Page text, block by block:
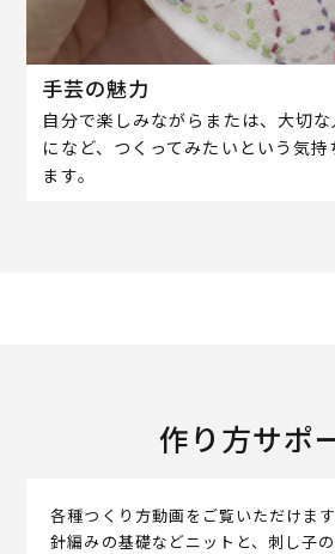
手芸の魅力
自分で楽しみながらまたは、大切
になど、つくってみたいという気
ます。
作り方サポ
各種つくり方動画をご覧いただけま
針編みの基礎などニットと、刺し子